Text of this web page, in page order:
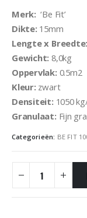
Merk: ‘Be Fit’
Dikte: 15mm
Lengte x Breedte:
Gewicht: 8,0kg
Oppervlak: 0.5m2
Kleur: zwart
Densiteit: 1050
Granulaat: Fijn
Categorieën: BE FIT